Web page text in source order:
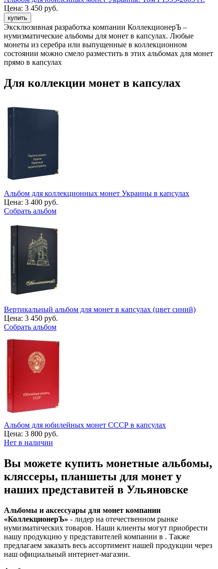
Цена: 3 450 руб.
Эксклюзивная разработка компании КоллекционерЪ –
нумизматические альбомы для монет в капсулах. Любые
монеты из серебра или выпущенные в коллекционном
состоянии можно смело разместить в этих альбомах для монет
прямо в капсулах
Для коллекции монет в капсулах
Альбом для коллекционных монет Украины в капсулах
Цена: 3 400 руб.
Собрать альбом
Вертикальный альбом для монет в капсулах (цвет синий)
Цена: 3 450 руб.
Собрать альбом
Альбом для юбилейных монет СССР в капсулах
Цена: 3 800 руб.
Нет в наличии
Вы можете купить монетные альбомы,
кляссеры, планшеты для монет у
наших представитей в Ульяновске
Альбомы и аксессуары для монет компании
«КоллекционерЪ» - лидер на отечественном рынке
нумизматических товаров. Наши клиенты могут приобрести
нашу продукцию у представителей компании в . Также
предлагаем заказать весь ассортимент нашей продукции через
наш официальный интернет-магазин.